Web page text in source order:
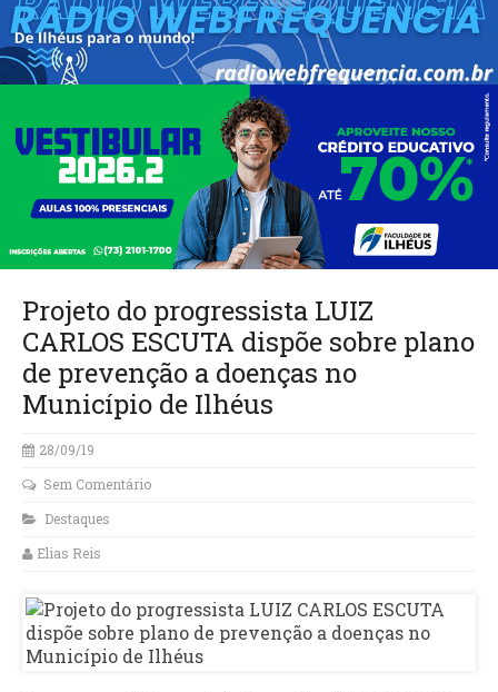
Projeto do progressista LUIZ
CARLOS ESCUTA dispõe sobre plano
de prevenção a doenças no
Município de Ilhéus
28/09/19
Sem Comentário
Destaques
Elias Reis